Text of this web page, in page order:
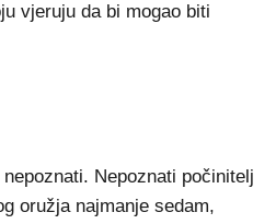
vjeruju da bi mogao biti
Nepoznati počinitelj
oružja najmanje sedam,